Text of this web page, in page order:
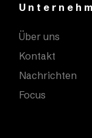
Über uns
Kontakt
Nachrichten
Focus